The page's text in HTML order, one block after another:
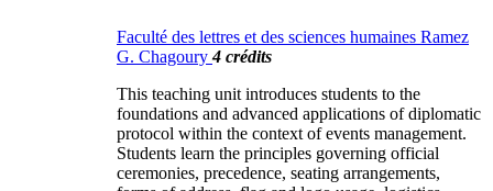
Faculté des lettres et des sciences humaines Ramez
G. Chagoury4 crédits
This teaching unit introduces students to the
foundations and advanced applications of diplomatic
protocol within the context of events management.
Students learn the principles governing official
ceremonies, precedence, seating arrangements,